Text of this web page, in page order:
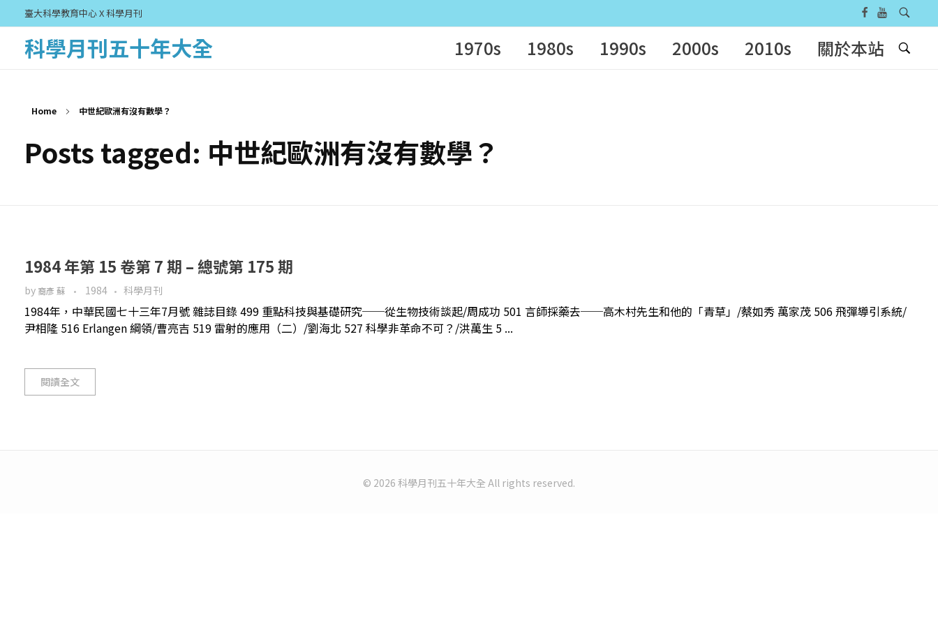
臺大科學教育中心 X 科學月刊
科學月刊五十年大全 1970s 1980s 1990s 2000s 2010s 關於本站
Home 中世紀歐洲有沒有數學？
Posts tagged: 中世紀歐洲有沒有數學？
1984 年第 15 卷第 7 期 – 總號第 175 期
by 裔彥 蘇 1984 科學月刊
1984年，中華民國七十三年7月號 雜誌目錄 499 重點科技與基礎研究──從生物技術談起/周成功 501 言師採藥去──高木村先生和他的「青草」/蔡如秀 萬家茂 506 飛彈導引系統/
尹相隆 516 Erlangen 綱領/曹亮吉 519 雷射的應用（二）/劉海北 527 科學非革命不可？/洪萬生 5 ...
閱讀全文
© 2026 科學月刊五十年大全 All rights reserved.